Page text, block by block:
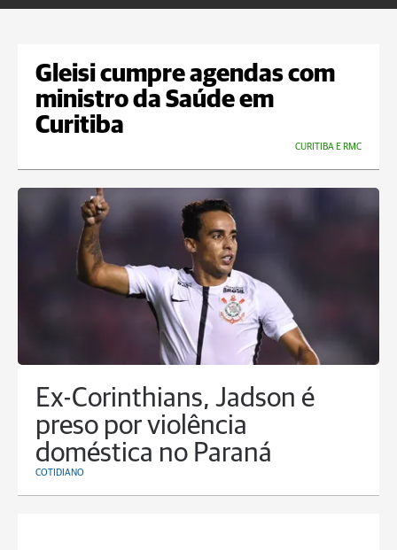
Gleisi cumpre agendas com
ministro da Saúde em
Curitiba
CURITIBA E RMC
Ex-Corinthians, Jadson é
preso por violência
doméstica no Paraná
COTIDIANO